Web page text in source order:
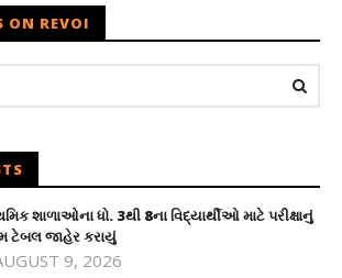
ON REVOI
શાળાઓના ધો. 3થી 8ના વિદ્યાર્થીઓ માટે પરીક્ષાનું
ટેબલ જાહેર કરાયું
9, 2026